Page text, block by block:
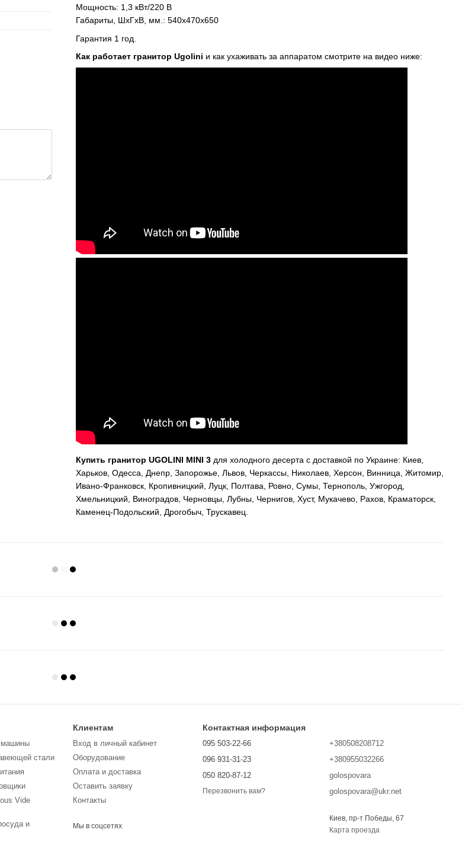
Мощность: 1,3 кВт/220 В
Габариты, ШхГхВ, мм.: 540x470x650
Гарантия 1 год.
Как работает гранитор Ugolini и как ухаживать за аппаратом смотрите на видео ниже:
Купить гранитор UGOLINI MINI 3 для холодного десерта с доставкой по Украине: Киев,
Харьков, Одесса, Днепр, Запорожье, Львов, Черкассы, Николаев, Херсон, Винница, Житомир,
Ивано-Франковск, Кропивницкий, Луцк, Полтава, Ровно, Сумы, Тернополь, Ужгород,
Хмельницкий, Виноградов, Черновцы, Лубны, Чернигов, Хуст, Мукачево, Рахов, Краматорск,
Каменец-Подольский, Дрогобыч, Трускавец.
машины
стали
Vide
и
Клиентам
Вход в личный кабинет
Оборудование
Оплата и доставка
Оставить заявку
Контакты
Мы в соцсетях
Контактная информация
095 503-22-66
096 931-31-23
050 820-87-12
Перезвонить вам?
+380508208712
+380955032266
golospovara
golospovara@ukr.net
Киев, пр-т Победы, 67
Карта проезда